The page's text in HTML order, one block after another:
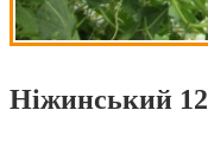
Ніжинський 12